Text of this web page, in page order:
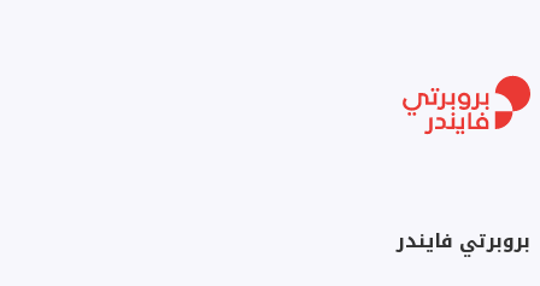
بروبرتي فايندر